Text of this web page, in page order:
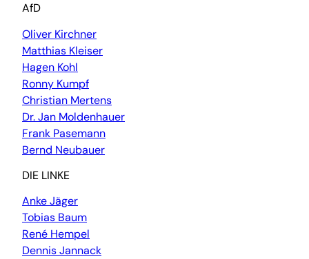
AfD
Oliver Kirchner
Matthias Kleiser
Hagen Kohl
Ronny Kumpf
Christian Mertens
Dr. Jan Moldenhauer
Frank Pasemann
Bernd Neubauer
DIE LINKE
Anke Jäger
Tobias Baum
René Hempel
Dennis Jannack